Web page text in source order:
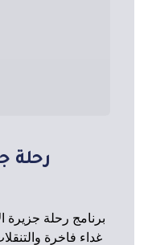
رحلة
برنامج رحلة جزيرة
غداء فاخرة